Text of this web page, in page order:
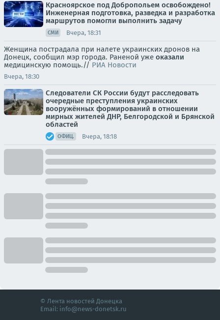
Красноярское под Добропольем освобождено!
Инженерная подготовка, разведка и разработка
маршрутов помогли выполнить задачу
СМИ Вчера, 18:31
Женщина пострадала при налете украинских дронов на
Донецк, сообщил мэр города. Раненой уже оказали
медицинскую помощь.// РИА Новости
Вчера, 18:30
Следователи СК России будут расследовать
очередные преступления украинских
вооружённых формирований в отношении
мирных жителей ДНР, Белгородской и Брянской
областей
ОФИЦ. Вчера, 18:18
© Лента новостей Донецка
Email: info@news-donetsk.ru